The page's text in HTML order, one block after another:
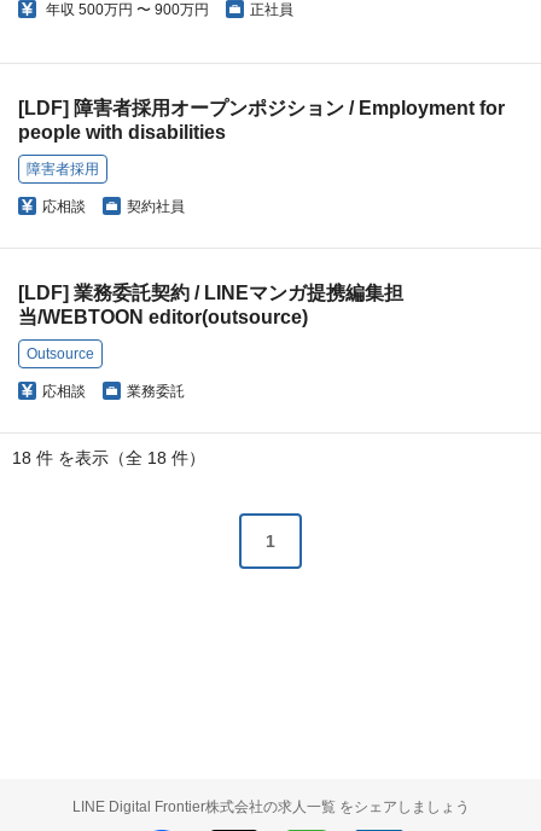
年収 500万円 〜 900万円 正社員
[LDF] 障害者採用オープンポジション / Employment for
people with disabilities
障害者採用
応相談 契約社員
[LDF] 業務委託契約 / LINEマンガ提携編集担
当/WEBTOON editor(outsource)
Outsource
応相談 業務委託
18 件 を表示（全 18 件）
1
LINE Digital Frontier株式会社の求人一覧 をシェアしましょう